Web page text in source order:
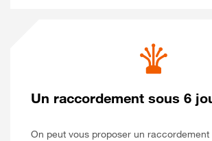
Un raccordement sous 6
On peut vous proposer un raccordement